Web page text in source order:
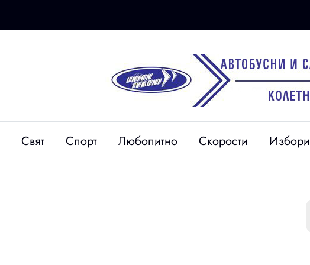
Свят Спорт Любопитно Скорости Избори